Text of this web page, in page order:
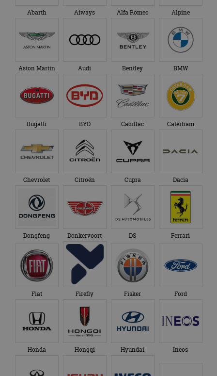
Abarth Aiways Alfa Romeo Alpine
Aston Martin Audi Bentley BMW
Bugatti BYD Cadillac Caterham
Chevrolet Citroën Cupra Dacia
Dongfeng Donkervoort DS Ferrari
Fiat Firefly Fisker Ford
Honda Hongqi Hyundai Ineos